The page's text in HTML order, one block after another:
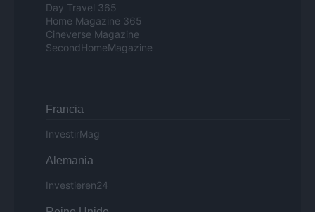
Day Travel 365
Home Magazine 365
Cineverse Magazine
SecondHomeMagazine
Francia
InvestirMag
Alemania
Investieren24